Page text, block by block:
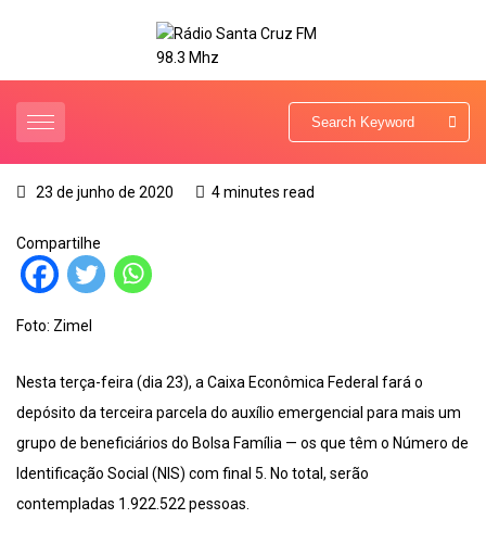
23 de junho de 2020 4 minutes read
Compartilhe
Foto: Zimel
Nesta terça-feira (dia 23), a Caixa Econômica Federal fará o
depósito da terceira parcela do auxílio emergencial para mais um
grupo de beneficiários do Bolsa Família — os que têm o Número de
Identificação Social (NIS) com final 5. No total, serão
contempladas 1.922.522 pessoas.